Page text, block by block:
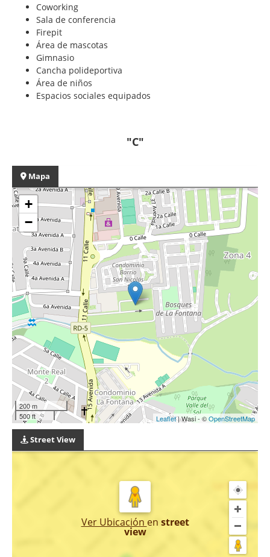
Coworking
Sala de conferencia
Firepit
Área de mascotas
Gimnasio
Cancha polideportiva
Área de niños
Espacios sociales equipados
"C"
Mapa
+
−
200 m
500 ft
Leaflet| Wasi - ©OpenStreetMap
Street View
Ver Ubicación en street
view